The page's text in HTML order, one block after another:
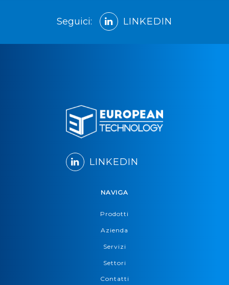
Seguici: LINKEDIN
LINKEDIN
NAVIGA
Prodotti
Azienda
Servizi
Settori
Contatti